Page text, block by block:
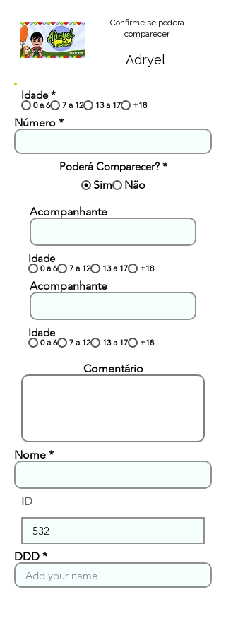
Confirme se poderá
comparecer
Adryel
Idade *
0 a 6 7 a 12 13 a 17 +18
Número
Poderá Comparecer? *
Sim
Não
Acompanhante
Idade
0 a 6 7 a 12 13 a 17 +18
Acompanhante
Idade
0 a 6 7 a 12 13 a 17 +18
Comentário
Nome
ID
DDD